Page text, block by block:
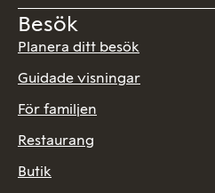
Besök
Planera ditt besök
Guidade visningar
För familjen
Restaurang
Butik